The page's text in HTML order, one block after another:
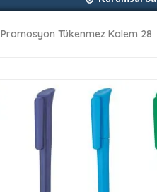
Promosyon Tükenmez Kalem 28